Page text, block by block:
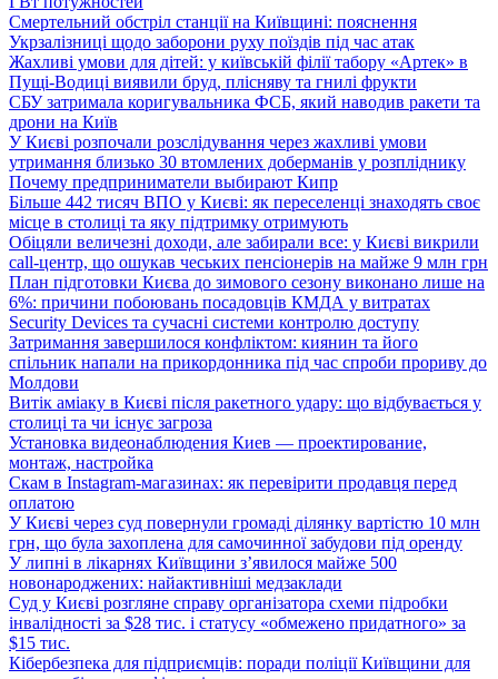
Смертельний обстріл станції на Київщині: пояснення
Укрзалізниці щодо заборони руху поїздів під час атак
Жахливі умови для дітей: у київській філії табору «Артек» в
Пущі-Водиці виявили бруд, плісняву та гнилі фрукти
СБУ затримала коригувальника ФСБ, який наводив ракети та
дрони на Київ
У Києві розпочали розслідування через жахливі умови
утримання близько 30 втомлених доберманів у розпліднику
Почему предприниматели выбирают Кипр
Більше 442 тисяч ВПО у Києві: як переселенці знаходять своє
місце в столиці та яку підтримку отримують
Обіцяли величезні доходи, але забирали все: у Києві викрили
call-центр, що ошукав чеських пенсіонерів на майже 9 млн грн
План підготовки Києва до зимового сезону виконано лише на
6%: причини побоювань посадовців КМДА у витратах
Security Devices та сучасні системи контролю доступу
Затримання завершилося конфліктом: киянин та його
спільник напали на прикордонника під час спроби прориву до
Молдови
Витік аміаку в Києві після ракетного удару: що відбувається у
столиці та чи існує загроза
Установка видеонаблюдения Киев — проектирование,
монтаж, настройка
Скам в Instagram-магазинах: як перевірити продавця перед
оплатою
У Києві через суд повернули громаді ділянку вартістю 10 млн
грн, що була захоплена для самочинної забудови під оренду
У липні в лікарнях Київщини з’явилося майже 500
новонароджених: найактивніші медзаклади
Суд у Києві розгляне справу організатора схеми підробки
інвалідності за $28 тис. і статусу «обмежено придатного» за
$15 тис.
Кібербезпека для підприємців: поради поліції Київщини для